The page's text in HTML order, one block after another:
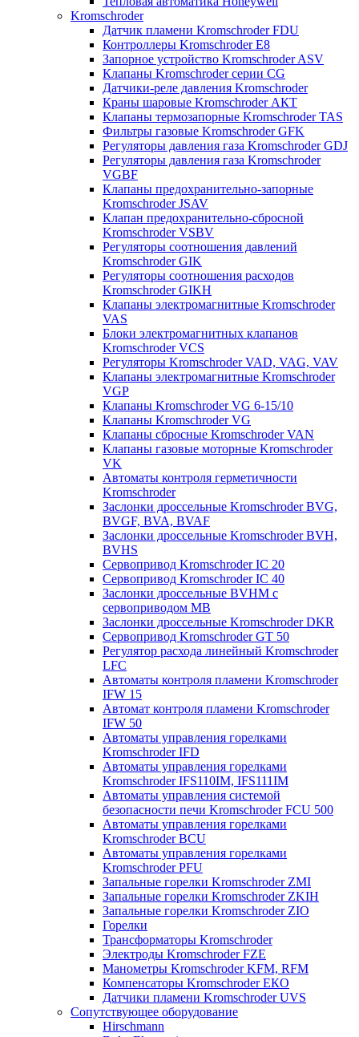
Kromschroder
Датчик пламени Kromschroder FDU
Контроллеры Kromschroder E8
Запорное устройство Kromschroder ASV
Клапаны Kromschroder серии CG
Датчики-реле давления Kromschroder
Краны шаровые Kromschroder АКТ
Клапаны термозапорные Kromschroder TAS
Фильтры газовые Kromschroder GFK
Регуляторы давления газа Kromschroder GDJ
Регуляторы давления газа Kromschroder
VGBF
Клапаны предохранительно-запорные
Kromschroder JSAV
Клапан предохранительно-сбросной
Kromschroder VSBV
Регуляторы соотношения давлений
Kromschroder GIK
Регуляторы соотношения расходов
Kromschroder GIKH
Клапаны электромагнитные Kromschroder
VAS
Блоки электромагнитных клапанов
Kromschroder VCS
Регуляторы Kromschroder VAD, VAG, VAV
Клапаны электромагнитные Kromschroder
VGP
Клапаны Kromschroder VG 6-15/10
Клапаны Kromschroder VG
Клапаны сбросные Kromschroder VAN
Клапаны газовые моторные Kromschroder
VK
Автоматы контроля герметичности
Kromschroder
Заслонки дроссельные Kromschroder BVG,
BVGF, BVA, BVAF
Заслонки дроссельные Kromschroder BVH,
BVHS
Сервопривод Kromschroder IC 20
Сервопривод Kromschroder IC 40
Заслонки дроссельные BVHM с
сервоприводом МВ
Заслонки дроссельные Kromschroder DKR
Cервопривод Kromschroder GT 50
Регулятор расхода линейный Kromschroder
LFC
Автоматы контроля пламени Kromschroder
IFW 15
Автомат контроля пламени Kromschroder
IFW 50
Автоматы управления горелками
Kromschroder IFD
Автоматы управления горелками
Kromschroder IFS110IM, IFS111IM
Автоматы управления системой
безопасности печи Kromschroder FCU 500
Автоматы управления горелками
Kromschroder BCU
Автоматы управления горелками
Kromschroder PFU
Запальные горелки Kromschroder ZМI
Запальные горелки Kromschroder ZKIH
Запальные горелки Kromschroder ZIO
Горелки
Трансформаторы Kromschroder
Электроды Kromschroder FZE
Манометры Kromschroder KFM, RFM
Компенсаторы Kromschroder ЕКО
Датчики пламени Kromschroder UVS
Сопутствующее оборудование
Hirschmann